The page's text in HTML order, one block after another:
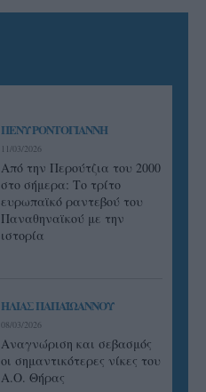
ΠΕΝΥ ΡΟΝΤΟΓΙΑΝΝΗ
11/03/2026
Από την Περούτζια του 2000
στο σήμερα: Tο τρίτο
ευρωπαϊκό ραντεβού του
Παναθηναϊκού με την
ιστορία
ΗΛΙΑΣ ΠΑΠΑΪΩΑΝΝΟΥ
08/03/2026
Αναγνώριση και σεβασμός
οι σημαντικότερες νίκες του
Α.Ο. Θήρας